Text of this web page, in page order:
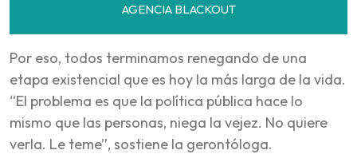
AGENCIA BLACKOUT
Por eso, todos terminamos renegando de una
etapa existencial que es hoy la más larga de la vida.
“El problema es que la política pública hace lo
mismo que las personas, niega la vejez. No quiere
verla. Le teme”, sostiene la gerontóloga.